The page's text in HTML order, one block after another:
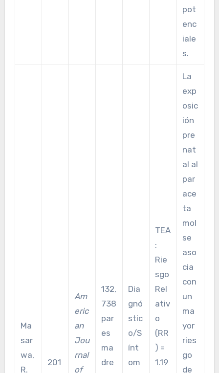
pot
enc
iale
s.
Ma
sar
wa,
R.
201
Am
eric
an
Jou
rnal
of
132,
738
par
es
ma
dre
Dia
gnó
stic
o/S
ínt
om
TEA
:
Rie
sgo
Rel
ativ
o
(RR
) =
1.19
La
exp
osic
ión
pre
nat
al al
par
ace
ta
mol
se
aso
cia
con
un
ma
yor
ries
go
de